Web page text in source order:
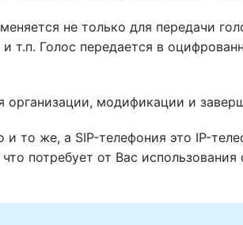
не только для передачи
т.п. Голос передается в
модификации и
то же, а SIP-телефония это IP-
потребует от Вас